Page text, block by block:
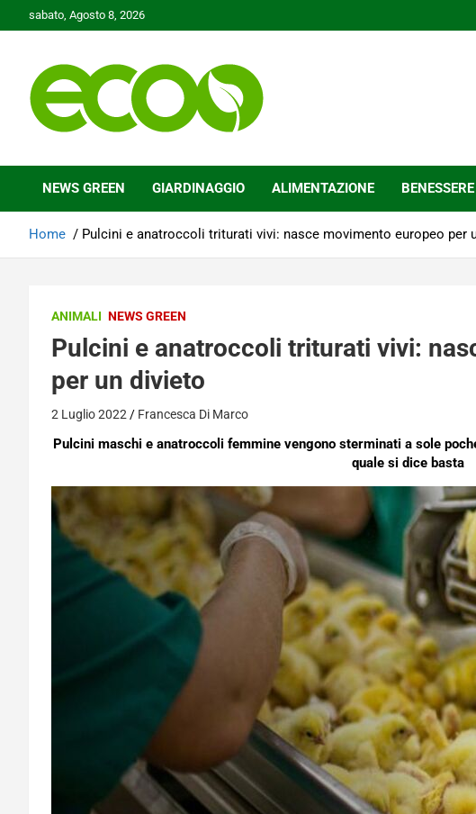
to
sabato, Agosto 8, 2026
Ecoo.it
NEWS GREEN GIARDINAGGIO ALIMENTAZIONE BENESSERE
Home Pulcini e anatroccoli triturati vivi: nasce movimento europeo per
ANIMALI NEWS GREEN
Pulcini e anatroccoli triturati vivi:
per un divieto
2 Luglio 2022 Francesca Di Marco
Pulcini maschi e anatroccoli femmine vengono sterminati a sole
quale si dice basta